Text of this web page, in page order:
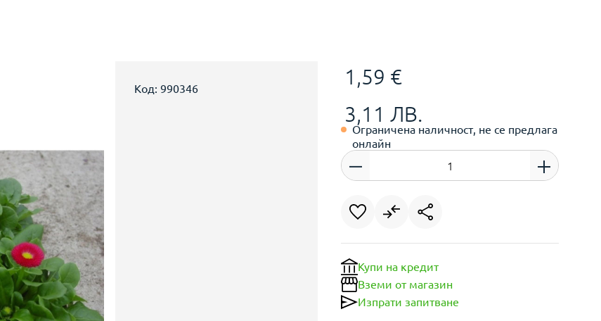
1,59 €
3,11 ЛВ.
Ограничена наличност, не се предлага
онлайн
Купи на кредит
Вземи от магазин
Изпрати запитване
Код: 990346